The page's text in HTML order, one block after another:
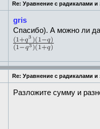
Re: Уравнение с радикалами и
gris
Спасибо). А можно ли
Re: Уравнение с радикалами и
Разложите сумму и